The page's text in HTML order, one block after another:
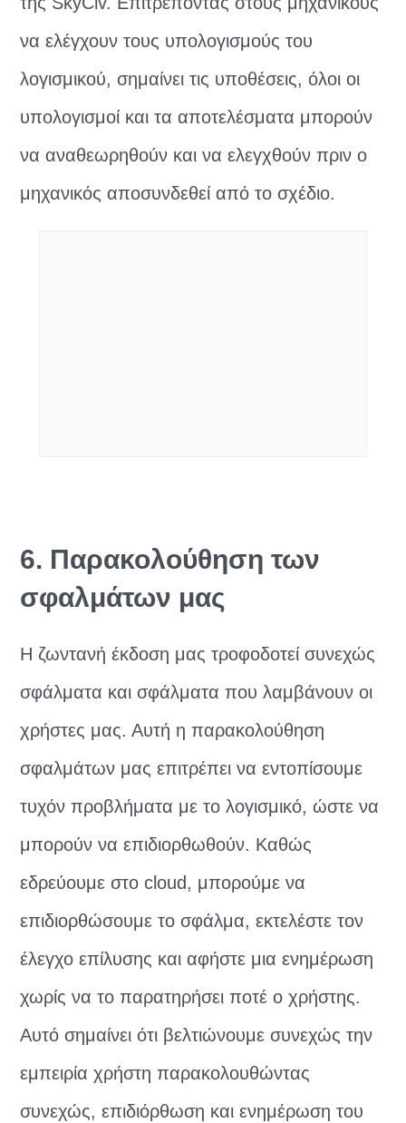
να ελέγχουν τους υπολογισμούς του
λογισμικού, σημαίνει τις υποθέσεις, όλοι οι
υπολογισμοί και τα αποτελέσματα μπορούν
να αναθεωρηθούν και να ελεγχθούν πριν ο
μηχανικός αποσυνδεθεί από το σχέδιο.
6. Παρακολούθηση των
σφαλμάτων μας
Η ζωντανή έκδοση μας τροφοδοτεί συνεχώς
σφάλματα και σφάλματα που λαμβάνουν οι
χρήστες μας. Αυτή η παρακολούθηση
σφαλμάτων μας επιτρέπει να εντοπίσουμε
τυχόν προβλήματα με το λογισμικό, ώστε να
μπορούν να επιδιορθωθούν. Καθώς
εδρεύουμε στο cloud, μπορούμε να
επιδιορθώσουμε το σφάλμα, εκτελέστε τον
έλεγχο επίλυσης και αφήστε μια ενημέρωση
χωρίς να το παρατηρήσει ποτέ ο χρήστης.
Αυτό σημαίνει ότι βελτιώνουμε συνεχώς την
εμπειρία χρήστη παρακολουθώντας
συνεχώς, επιδιόρθωση και ενημέρωση του